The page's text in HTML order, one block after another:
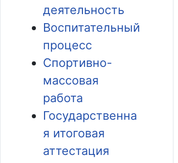
деятельность
Воспитательный
процесс
Спортивно-
массовая
работа
Государственна
я итоговая
аттестация